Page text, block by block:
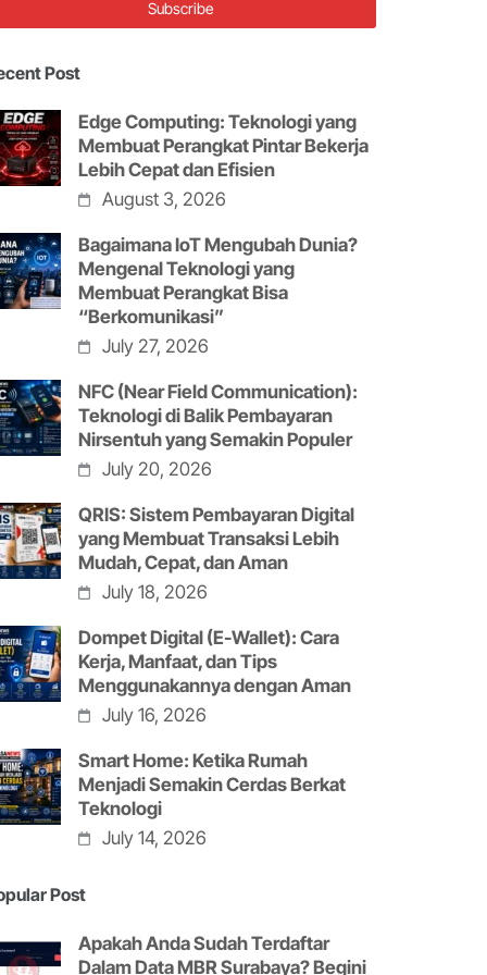
Post
Edge Computing: Teknologi yang
Membuat Perangkat Pintar Bekerja
Lebih Cepat dan Efisien
August 3, 2026
Bagaimana IoT Mengubah Dunia?
Mengenal Teknologi yang
Membuat Perangkat Bisa
“Berkomunikasi”
July 27, 2026
NFC (Near Field Communication):
Teknologi di Balik Pembayaran
Nirsentuh yang Semakin Populer
July 20, 2026
QRIS: Sistem Pembayaran Digital
yang Membuat Transaksi Lebih
Mudah, Cepat, dan Aman
July 18, 2026
Dompet Digital (E-Wallet): Cara
Kerja, Manfaat, dan Tips
Menggunakannya dengan Aman
July 16, 2026
Smart Home: Ketika Rumah
Menjadi Semakin Cerdas Berkat
Teknologi
July 14, 2026
Post
Apakah Anda Sudah Terdaftar
Dalam Data MBR Surabaya? Begini